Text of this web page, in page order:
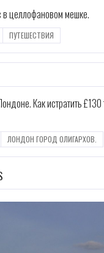
в целлофановом мешке.
ПУТЕШЕСТВИЯ
Как истратить
ЛОНДОН ГОРОД ОЛИГАРХОВ.